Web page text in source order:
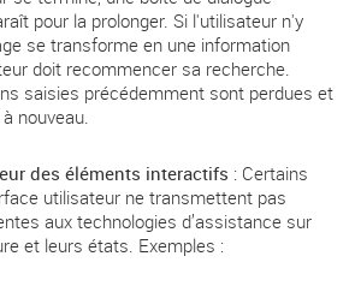
pour la prolonger. Si l'utilisateur n'y
se transforme en une information
doit recommencer sa recherche.
saisies précédemment sont perdues et
nouveau.
des éléments interactifs : Certains
utilisateur ne transmettent pas
aux technologies d’assistance sur
et leurs états. Exemples :